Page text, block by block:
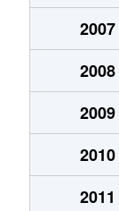
2007
2008
2009
2010
2011